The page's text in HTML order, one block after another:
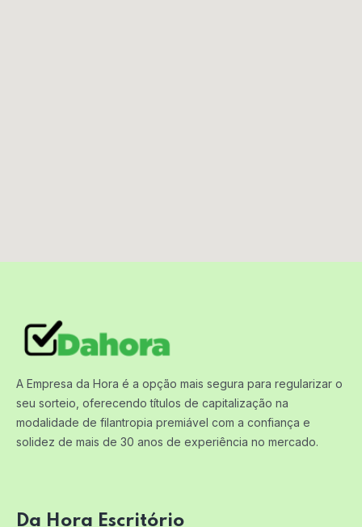
A Empresa da Hora é a opção mais segura para regularizar o
seu sorteio, oferecendo títulos de capitalização na
modalidade de filantropia premiável com a confiança e
solidez de mais de 30 anos de experiência no mercado.
Da Hora Escritório